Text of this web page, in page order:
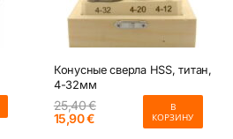
Конусные сверла HSS, титан,
4-32мм
25,40€
Первоначальная
цена
15,90€Текущая
В
КОРЗИНУ